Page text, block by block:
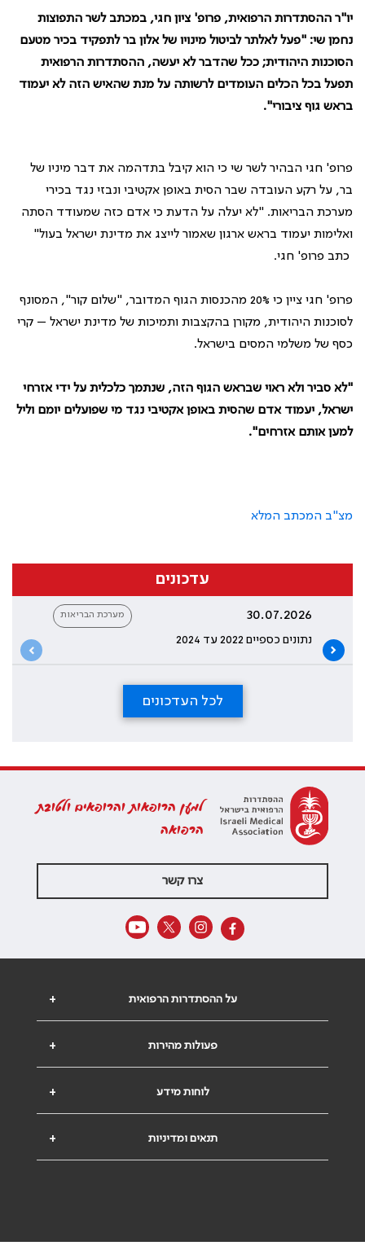
יו"ר ההסתדרות הרפואית, פרופ' ציון חגי, במכתב לשר התפוצות
נחמן שי: "פעל לאלתר לביטול מינויו של אלון בר לתפקיד בכיר מטעם
הסוכנות היהודית; ככל שהדבר לא יעשה, ההסתדרות הרפואית
תפעל בכל הכלים העומדים לרשותה על מנת שהאיש הזה לא יעמוד
בראש גוף ציבורי".
פרופ' חגי הבהיר לשר שי כי הוא קיבל בתדהמה את דבר מיניו של
בר, על רקע העובדה שבר הסית באופן אקטיבי ונבזי נגד בכירי
מערכת הבריאות. "לא יעלה על הדעת כי אדם כזה שמעודד הסתה
ואלימות יעמוד בראש ארגון שאמור לייצג את מדינת ישראל בעול"
כתב פרופ' חגי.
פרופ' חגי ציין כי 20% מהכנסות הגוף המדובר , "שלום קור", המסונף
לסוכנות היהודית, מקורן בהקצבות ותמיכות של מדינת ישראל – קרי
כסף של משלמי המסים בישראל.
"לא סביר ולא ראוי שבראש הגוף הזה, שנתמך כלכלית על ידי אזרחי
ישראל, יעמוד אדם שהסית באופן אקטיבי נגד מי שפועלים יומם וליל
למען אותם אזרחים".
מצ"ב המכתב המלא
עדכונים
30.07.2026
נתונים כספיים 2022 עד 2024
מערכת הבריאות
לכל העדכונים
למען הרופאות והרופאים ולטובת
הרפואה
צרו קשר
+ על ההסתדרות הרפואית
+ פעולות מהירות
+ לוחות מידע
+ תנאים ומדיניות